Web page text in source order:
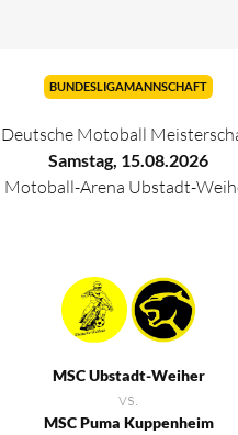
BUNDESLIGAMANNSCHAFT
Deutsche Motoball
Samstag, 15.08.2026
Motoball-Arena Ubstadt-
MSC Ubstadt-Weiher
vs.
MSC Puma Kuppenheim